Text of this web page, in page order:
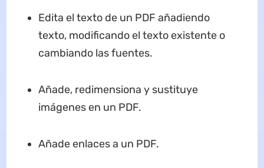
Edita el texto de un PDF añadiendo
texto, modificando el texto existente o
cambiando las fuentes.
Añade, redimensiona y sustituye
imágenes en un PDF.
Añade enlaces a un PDF.